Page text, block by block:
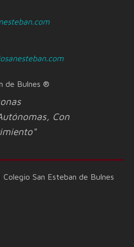
de Bulnes ®
Con
San Esteban de Bulnes